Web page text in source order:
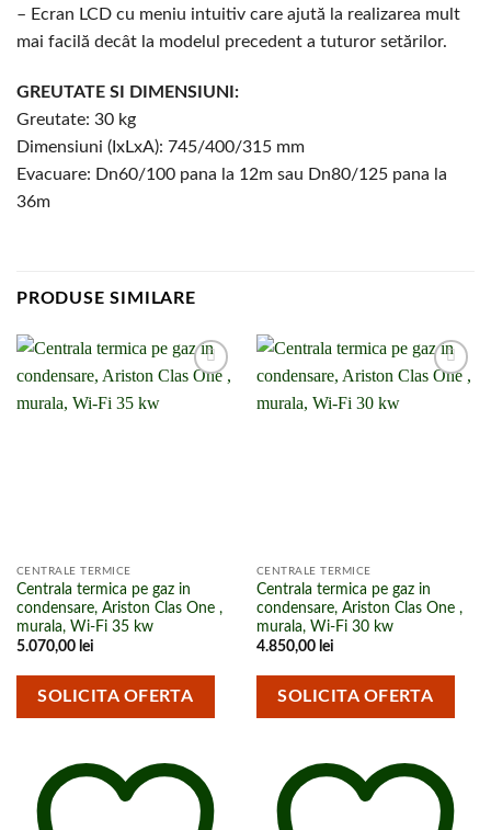
– Ecran LCD cu meniu intuitiv care ajută la realizarea mult
mai facilă decât la modelul precedent a tuturor setărilor.
GREUTATE SI DIMENSIUNI:
Greutate: 30 kg
Dimensiuni (IxLxA): 745/400/315 mm
Evacuare: Dn60/100 pana la 12m sau Dn80/125 pana la
36m
PRODUSE SIMILARE
CENTRALE TERMICE
Centrala termica pe gaz in
condensare, Ariston Clas One ,
murala, Wi-Fi 35 kw
5.070,00 lei
SOLICITA OFERTA
CENTRALE TERMICE
Centrala termica pe gaz in
condensare, Ariston Clas One ,
murala, Wi-Fi 30 kw
4.850,00 lei
SOLICITA OFERTA